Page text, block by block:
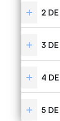
2
3
4
5